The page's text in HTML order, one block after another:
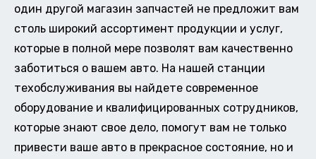
один другой магазин запчастей не предложит вам
столь широкий ассортимент продукции и услуг,
которые в полной мере позволят вам качественно
заботиться о вашем авто. На нашей станции
техобслуживания вы найдете современное
оборудование и квалифицированных сотрудников,
которые знают свое дело, помогут вам не только
привести ваше авто в прекрасное состояние, но и